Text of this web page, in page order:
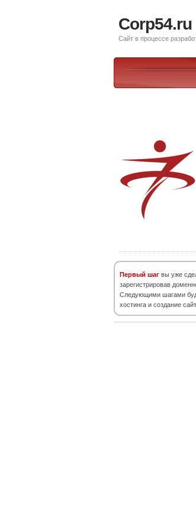
Corp54.ru
Сайт в процессе
Первый шаг вы уже
зарегистрировав
Следующими шагами
хостинга и создание